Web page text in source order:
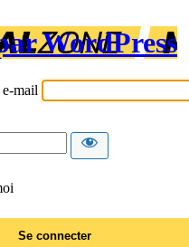
WordPress
mail